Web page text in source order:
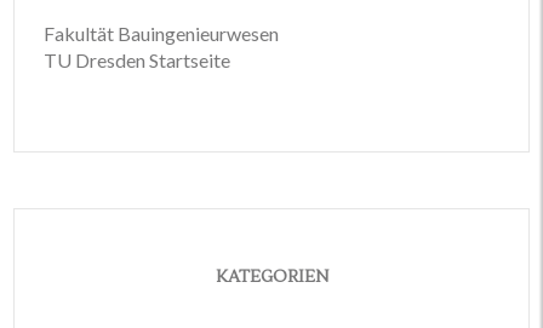
Fakultät Bauingenieurwesen
TU Dresden Startseite
KATEGORIEN